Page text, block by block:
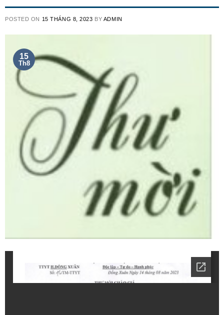
POSTED ON 15 THÁNG 8, 2023 BY ADMIN
15
Th8